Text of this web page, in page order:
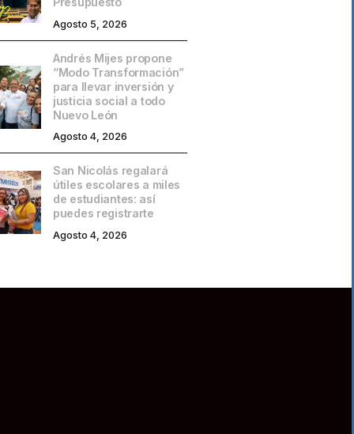
Agosto 5, 2026
Andrés Mijes propone
“Modo Transformación”
para llevar inversión y
justicia social a todo
Nuevo León
Agosto 4, 2026
San Nicolás regalará
útiles escolares a miles
de estudiantes: así
puedes registrarte
Agosto 4, 2026